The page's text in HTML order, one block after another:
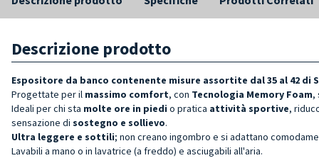
Descrizione prodotto
Espositore da banco contenente misure assortite dal 35 al 42 di
Progettate per il massimo comfort, con Tecnologia Memory Foam,
Ideali per chi sta molte ore in piedi o pratica attività sportive,
sensazione di sostegno e sollievo.
Ultra leggere e sottili; non creano ingombro e si adattano
Lavabili a mano o in lavatrice (a freddo) e asciugabili all'aria.